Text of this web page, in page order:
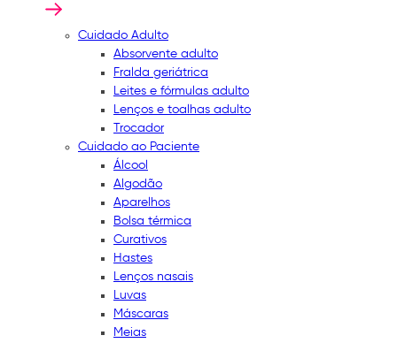
Cuidado Adulto
Absorvente adulto
Fralda geriátrica
Leites e fórmulas adulto
Lenços e toalhas adulto
Trocador
Cuidado ao Paciente
Álcool
Algodão
Aparelhos
Bolsa térmica
Curativos
Hastes
Lenços nasais
Luvas
Máscaras
Meias